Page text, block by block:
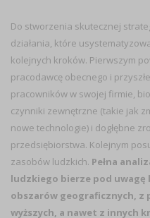
Do stworzenia skutecznej
działania, które
kolejnych kroków. Pierwszym
pracodawcę obecnego i
pracowników w swojej firmie,
czynniki zewnętrzne (takie jak
nowe technologie) i dogłębne
przedsiębiorstwa. Kolejnym
zasobów ludzkich. Pełna
ludzkiego bierze pod uwagę
obszarów geograficznych,
wyższych, a nawet z innych